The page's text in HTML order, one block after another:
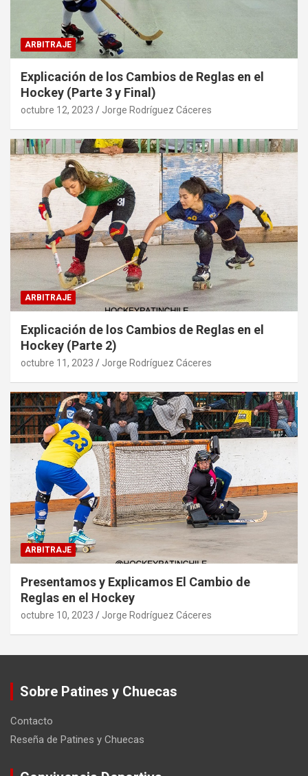
ARBITRAJE
Explicación de los Cambios de Reglas en el
Hockey (Parte 3 y Final)
octubre 12, 2023 Jorge Rodríguez Cáceres
ARBITRAJE
Explicación de los Cambios de Reglas en el
Hockey (Parte 2)
octubre 11, 2023 Jorge Rodríguez Cáceres
ARBITRAJE
Presentamos y Explicamos El Cambio de
Reglas en el Hockey
octubre 10, 2023 Jorge Rodríguez Cáceres
Sobre Patines y Chuecas
Contacto
Reseña de Patines y Chuecas